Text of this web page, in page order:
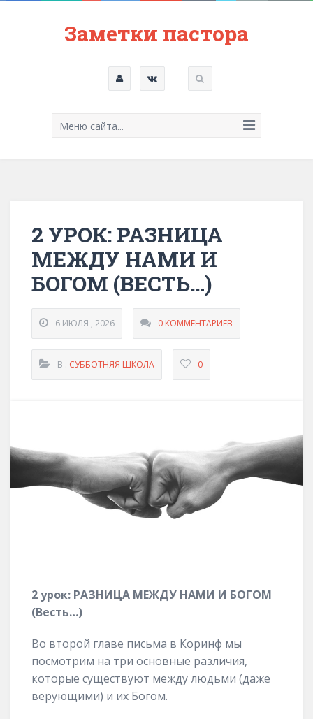
Заметки пастора
Меню сайта...
2 УРОК: РАЗНИЦА
МЕЖДУ НАМИ И
БОГОМ (ВЕСТЬ…)
6 ИЮЛЯ , 2026 0 КОММЕНТАРИЕВ
В : СУББОТНЯЯ ШКОЛА 0
2урок: РАЗНИЦА МЕЖДУ НАМИ И БОГОМ
(Весть…)
Во второй главе письма в Коринф мы
посмотрим на три основные различия,
которые существуют между людьми (даже
верующими) и их Богом.